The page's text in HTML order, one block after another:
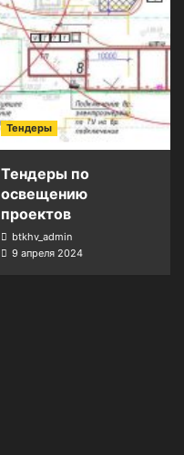
Тендеры
Тендеры по
освещению
проектов
btkhv_admin
9 апреля 2024